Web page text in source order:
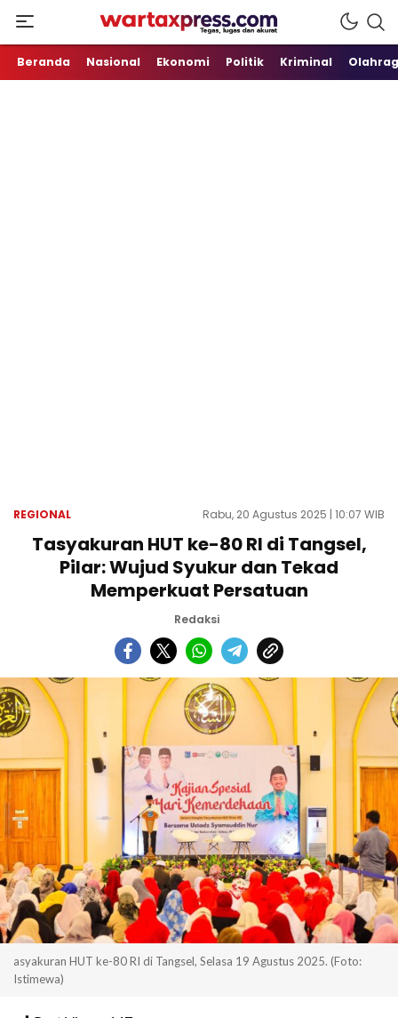
WartaXpress
Tegas, Lugas dan Akurat
Beranda Nasional Ekonomi Politik Kriminal
REGIONAL Rabu, 20 Agustus 2025 | 10:07 WIB
Tasyakuran HUT ke-80 RI di Tangsel,
Pilar: Wujud Syukur dan Tekad
Memperkuat Persatuan
Redaksi
asyakuran HUT ke-80 RI di Tangsel, Selasa 19 Agustus 2025. (Foto:
Istimewa)